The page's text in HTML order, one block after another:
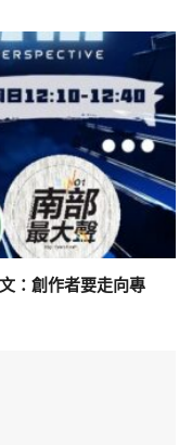
：創作者要走向專